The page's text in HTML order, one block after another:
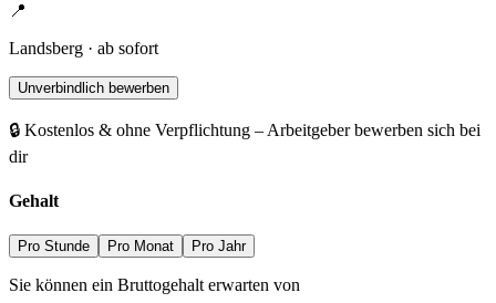
📍
Landsberg · ab sofort
Unverbindlich bewerben
🔒 Kostenlos & ohne Verpflichtung – Arbeitgeber bewerben sich bei
dir
Gehalt
Pro Stunde Pro Monat Pro Jahr
Sie können ein Bruttogehalt erwarten von